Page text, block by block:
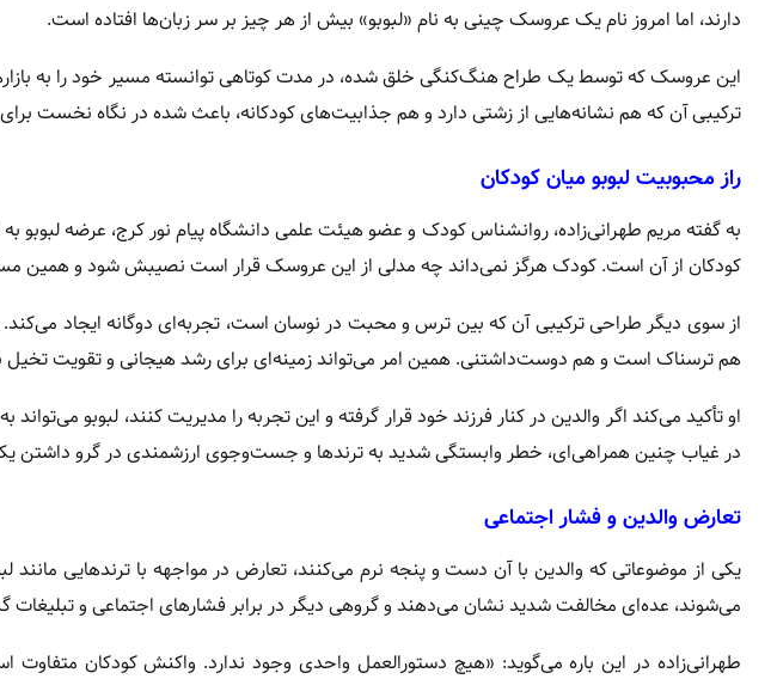
دارند، اما امروز نام یک عروسک چینی به نام «لبوبو» بیش از هر چیز بر سر زبان‌ها افتاده است.
این عروسک که توسط یک طراح هنگ‌کنگی خلق شده، در مدت کوتاهی توانسته مسیر خود را به
ترکیبی آن که هم نشانه‌هایی از زشتی دارد و هم جذابیت‌های کودکانه، باعث شده در نگاه نخست
راز محبوبیت لبوبو میان کودکان
به گفته مریم طهرانی‌زاده، روانشناس کودک و عضو هیئت علمی دانشگاه پیام نور کرج، عرضه
کودکان از آن است. کودک هرگز نمی‌داند چه مدلی از این عروسک قرار است نصیبش شود و همین
از سوی دیگر طراحی ترکیبی آن که بین ترس و محبت در نوسان است، تجربه‌ای دوگانه ایجاد می‌کند.
هم ترسناک است و هم دوست‌داشتنی. همین امر می‌تواند زمینه‌ای برای رشد هیجانی و تقویت تخیل
او تأکید می‌کند اگر والدین در کنار فرزند خود قرار گرفته و این تجربه را مدیریت کنند، لبوبو
در غیاب چنین همراهی‌ای، خطر وابستگی شدید به ترندها و جست‌وجوی ارزشمندی در گرو داشتن
تعارض والدین و فشار اجتماعی
یکی از موضوعاتی که والدین با آن دست و پنجه نرم می‌کنند، تعارض در مواجهه با ترندهایی
می‌شوند، عده‌ای مخالفت شدید نشان می‌دهند و گروهی دیگر در برابر فشارهای اجتماعی و تبلیغات
طهرانی‌زاده در این باره می‌گوید: «هیچ دستورالعمل واحدی وجود ندارد. واکنش کودکان متفاوت